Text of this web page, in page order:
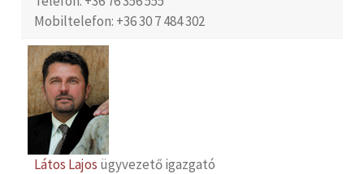
Mobiltelefon: +36 30 7 484 302
Látos Lajos ügyvezető igazgató